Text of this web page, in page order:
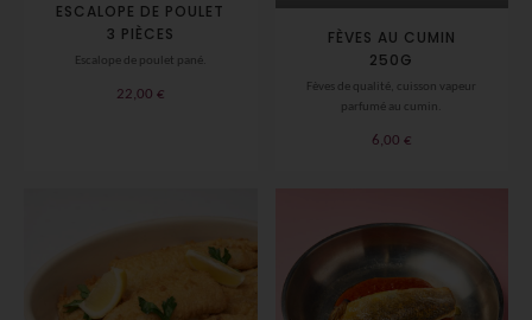
ESCALOPE DE POULET
3 PIÈCES
Escalope de poulet pané.
22,00 €
FÈVES AU CUMIN
250G
Fèves de qualité, cuisson vapeur
parfumé au cumin.
6,00 €